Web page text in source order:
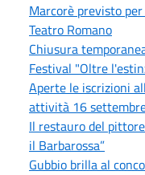
Marcorè previsto
Teatro Romano
Chiusura
Festival "Oltre
Aperte le iscrizioni
attività 16
Il restauro del
il Barbarossa”
Gubbio brilla al